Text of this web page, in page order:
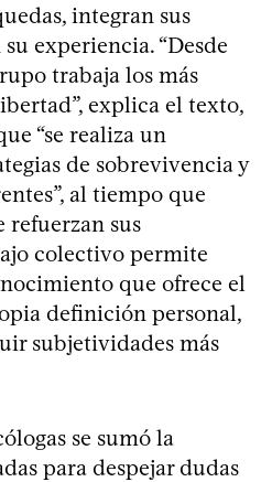
integran sus
experiencia. “Desde
trabaja los más
explica el texto,
“se realiza un
de sobrevivencia y
al tiempo que
refuerzan sus
colectivo permite
que ofrece el
definición personal,
subjetividades más
se sumó la
para despejar dudas